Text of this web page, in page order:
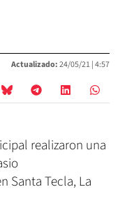
Actualizado:24/05/21 |4:57
realizaron una
Santa Tecla, La